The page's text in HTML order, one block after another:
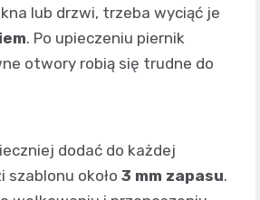
lub drzwi, trzeba wyciąć je
. Po upieczeniu piernik
otwory robią się trudne do
dodać do każdej
szablonu około 3 mm zapasu.